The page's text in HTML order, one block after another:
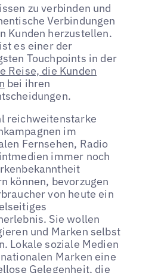
zu verbinden und
Verbindungen
Kunden herzustellen.
es einer der
Touchpoints in der
Reise, die Kunden
bei ihren
reichweitenstarke
im
Fernsehen, Radio
immer noch
können, bevorzugen
von heute ein
Sie wollen
und Marken selbst
Lokale soziale Medien
Marken eine
Gelegenheit, die